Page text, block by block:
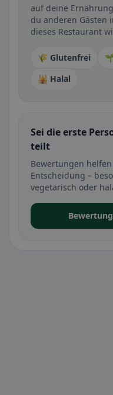
auf deine
du anderen Gästen
dieses Restaurant
🌾 Glutenfrei
🕌 Halal
Sei die erste
teilt
Bewertungen
Entscheidung –
vegetarisch oder